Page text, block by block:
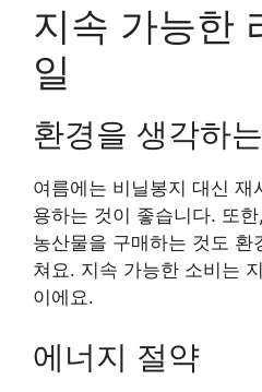
지속 가능한
일
환경을 생각하
여름에는 비닐봉지 대신
용하는 것이 좋습니다. 또
농산물을 구매하는 것도 환
쳐요. 지속 가능한 소비는
이에요.
에너지 절약